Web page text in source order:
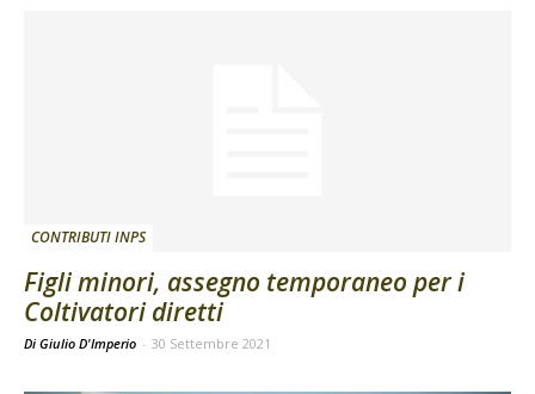
CONTRIBUTI INPS
Figli minori, assegno temporaneo per i
Coltivatori diretti
Di Giulio D'Imperio - 30 Settembre 2021